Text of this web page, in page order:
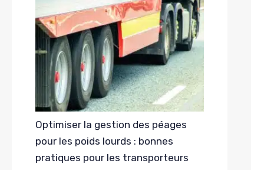
Optimiser la gestion des péages
pour les poids lourds : bonnes
pratiques pour les transporteurs